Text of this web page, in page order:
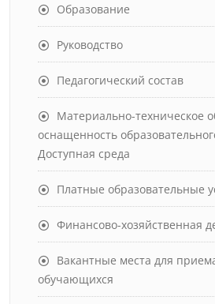
Образование
Руководство
Педагогический состав
Материально-техническое
оснащенность
Доступная среда
Платные образовательные
Финансово-хозяйственная
Вакантные места для
обучающихся